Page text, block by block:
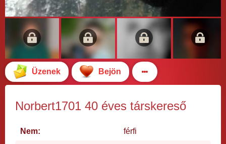
Üzenek Bejön
Norbert1701 40 éves társkereső
Nem: férfi